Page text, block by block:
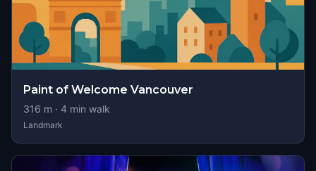
Paint of Welcome Vancouver
316 m · 4 min walk
Landmark